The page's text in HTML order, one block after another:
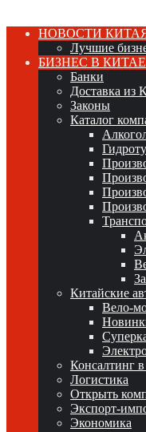
НОВОСТИ
Лучшие
БИЗНЕС В КИТАЕ
Банки
Доставка из
Законы
Каталог
Китайские
Вело-
Консалтинг
Логистика
Открыть
Экспорт-
Экономика